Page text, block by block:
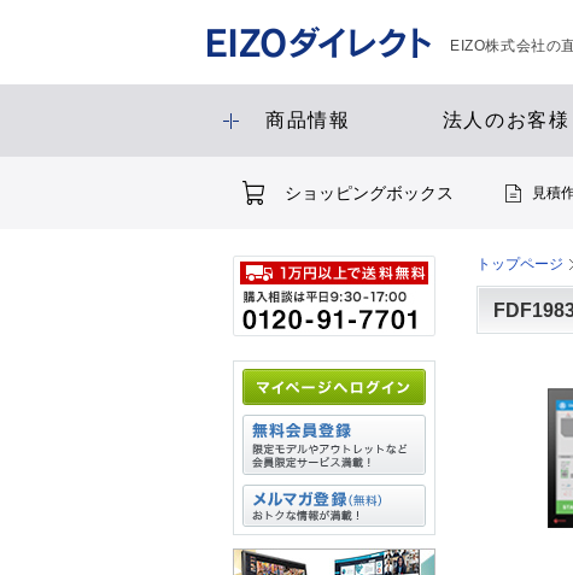
EIZO株式会社の
商品情報 法人のお客様
ショッピングボックス 見積
トップページ